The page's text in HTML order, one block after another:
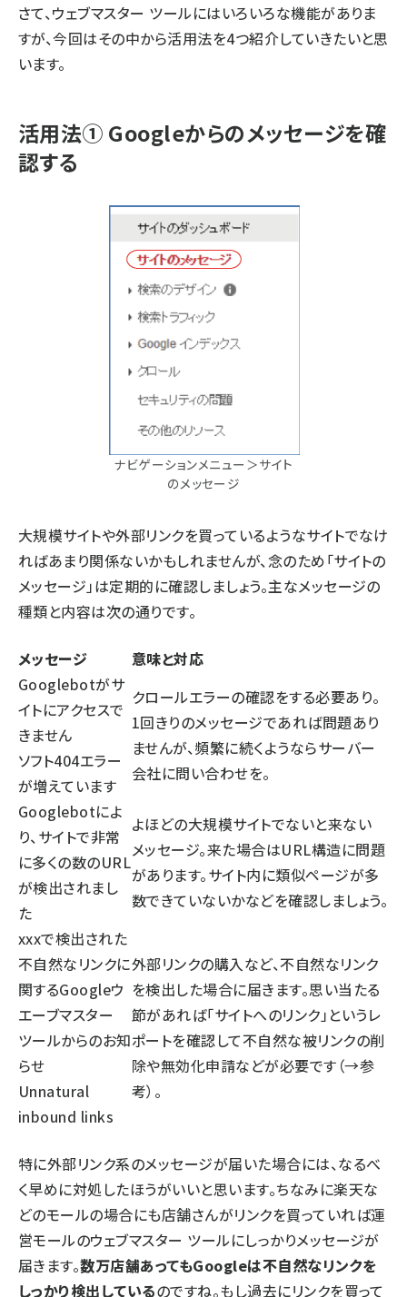
さて、ウェブマスター ツールにはいろいろな機能がありま
すが、今回はその中から活用法を4つ紹介していきたいと思
います。
活用法① Googleからのメッセージを確
認する
ナビゲーションメニュー＞サイト
のメッセージ
大規模サイトや外部リンクを買っているようなサイトでなけ
ればあまり関係ないかもしれませんが、念のため「サイトの
メッセージ」は定期的に確認しましょう。主なメッセージの
種類と内容は次の通りです。
メッセージ
意味と対応
Googlebotがサ
イトにアクセスで
きません
クロールエラーの確認をする必要あり。
1回きりのメッセージであれば問題あり
ませんが、頻繁に続くようならサーバー
会社に問い合わせを。
ソフト404エラー
が増えています
Googlebotによ
り、サイトで非常
に多くの数のURL
が検出されまし
た
よほどの大規模サイトでないと来ない
メッセージ。来た場合はURL構造に問題
があります。サイト内に類似ページが多
数できていないかなどを確認しましょう。
xxxで検出された
不自然なリンクに
関するGoogleウ
エーブマスター
ツールからのお知
らせ
外部リンクの購入など、不自然なリンク
を検出した場合に届きます。思い当たる
節があれば「サイトへのリンク」というレ
ポートを確認して不自然な被リンクの削
除や無効化申請などが必要です（→参
考）。
Unnatural
inbound links
特に外部リンク系のメッセージが届いた場合には、なるべ
く早めに対処したほうがいいと思います。ちなみに楽天な
どのモールの場合にも店舗さんがリンクを買っていれば運
営モールのウェブマスター ツールにしっかりメッセージが
届きます。数万店舗あってもGoogleは不自然なリンクを
しっかり検出しているのですね。もし過去にリンクを買って